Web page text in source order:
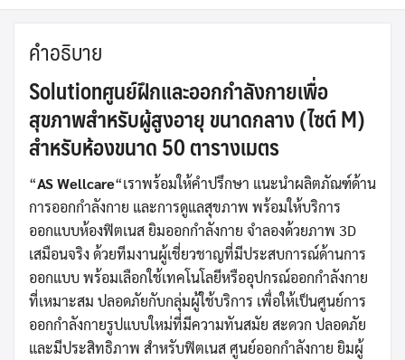
คำอธิบาย
Solutionศูนย์ฝึกและออกกำลังกายเพื่อ
สุขภาพสำหรับผู้สูงอายุขนาดกลาง (ไซต์ M)
สำหรับห้องขนาด 50 ตารางเมตร
“AS Wellcare“เราพร้อมให้คำปรึกษา แนะนำผลิตภัณฑ์ด้าน
การออกกำลังกาย และการดูแลสุขภาพ พร้อมให้บริการ
ออกแบบห้องฟิตเนส ยิมออกกำลังกาย จำลองด้วยภาพ 3D
เสมือนจริง ด้วยทีมงานผู้เชี่ยวชาญที่มีประสบการณ์ด้านการ
ออกแบบ พร้อมเลือกใช้เทคโนโลยีหรืออุปกรณ์ออกกำลังกาย
ที่เหมาะสม ปลอดภัยกับกลุ่มผู้ใช้บริการ เพื่อให้เป็นศูนย์การ
ออกกำลังกายรูปแบบใหม่ที่มีความทันสมัย สะดวก ปลอดภัย
และมีประสิทธิภาพ สำหรับฟิตเนส ศูนย์ออกกำลังกาย ยิมผู้